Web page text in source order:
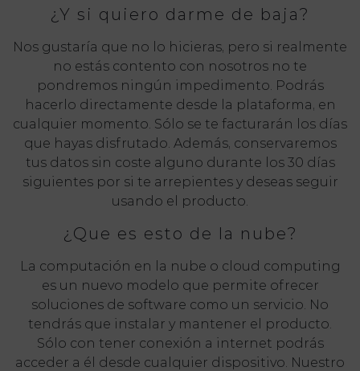
¿Y si quiero darme de baja?
Nos gustaría que no lo hicieras, pero si realmente
no estás contento con nosotros no te
pondremos ningún impedimento. Podrás
hacerlo directamente desde la plataforma, en
cualquier momento. Sólo se te facturarán los días
que hayas disfrutado. Además, conservaremos
tus datos sin coste alguno durante los 30 días
siguientes por si te arrepientes y deseas seguir
usando el producto.
¿Que es esto de la nube?
La computación en la nube o cloud computing
es un nuevo modelo que permite ofrecer
soluciones de software como un servicio. No
tendrás que instalar y mantener el producto.
Sólo con tener conexión a internet podrás
acceder a él desde cualquier dispositivo. Nuestro